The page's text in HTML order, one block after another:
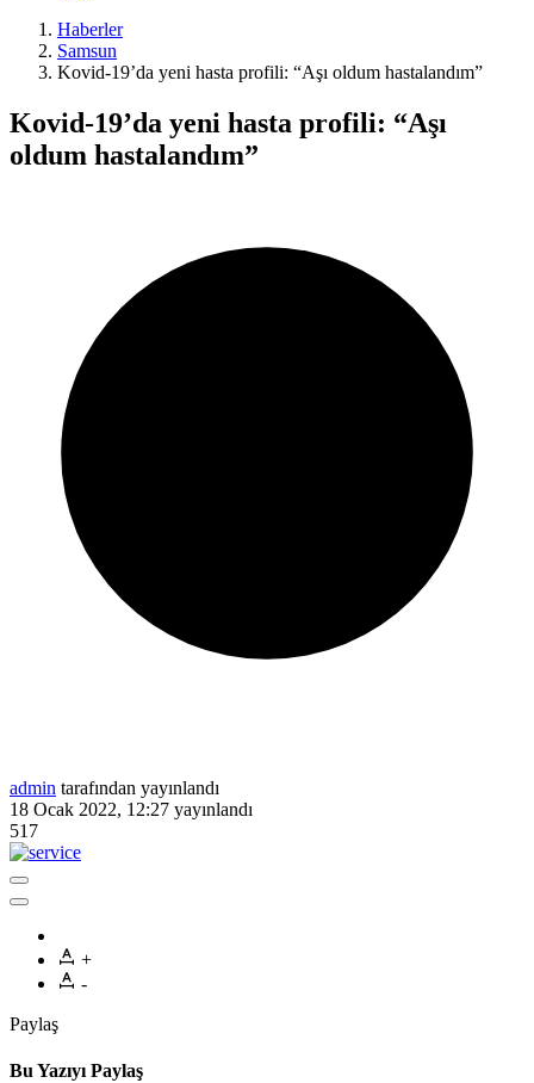
Haberler
Samsun
Kovid-19’da yeni hasta profili: “Aşı oldum hastalandım”
Kovid-19’da yeni hasta profili: “Aşı
oldum hastalandım”
admin tarafından yayınlandı
18 Ocak 2022, 12:27 yayınlandı
517
+
-
Paylaş
Bu Yazıyı Paylaş